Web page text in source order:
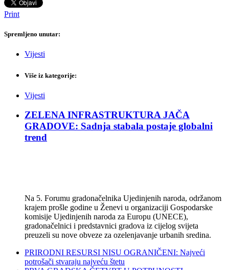
Print
Spremljeno unutar:
Vijesti
Više iz kategorije:
Vijesti
ZELENA INFRASTRUKTURA JAČA
GRADOVE: Sadnja stabala postaje globalni
trend
Na 5. Forumu gradonačelnika Ujedinjenih naroda, održanom
krajem prošle godine u Ženevi u organizaciji Gospodarske
komisije Ujedinjenih naroda za Europu (UNECE),
gradonačelnici i predstavnici gradova iz cijelog svijeta
preuzeli su nove obveze za ozelenjavanje urbanih sredina.
PRIRODNI RESURSI NISU OGRANIČENI: Najveći
potrošači stvaraju najveću štetu